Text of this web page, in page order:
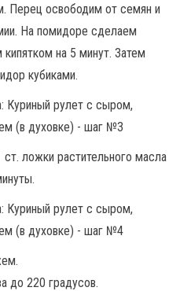
Перец освободим от семян и
На помидоре сделаем
на 5 минут. Затем
кубиками.
ложки растительного масла
до 220 градусов.